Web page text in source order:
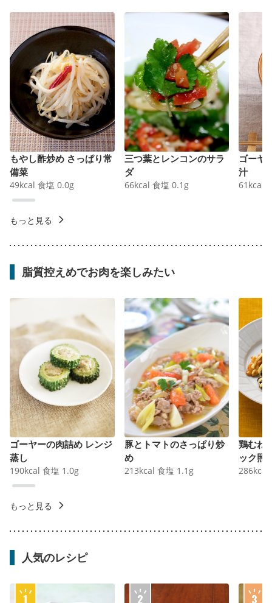
もやし酢炒め さっぱり常
備菜
49kcal 食塩 0.0g
三つ葉とレンコンのサラ
ダ
66kcal 食塩 0.1 g
ゴーヤ
汁
61 kcal
もっと見る
脂質控えめでお肉を楽しみたい
ゴーヤーの肉詰め レンジ
蒸し
190kcal 食塩 1.0g
豚とトマトのさっぱり炒
め
213kcal 食塩 1.1 g
鶏むね
ック照
286kcal
もっと見る
人気のレシピ